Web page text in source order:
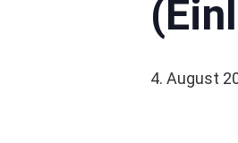
4. August